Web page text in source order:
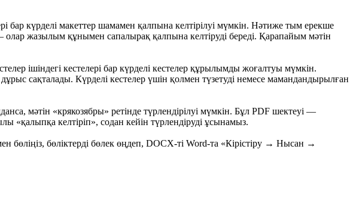
бар күрделі макеттер шамамен қалпына келтірілуі мүмкін. Нәтиже тым ерекше
жазылым құнымен сапалырақ қалпына келтіруді береді. Қарапайым мәтін
ішіндегі кестелері бар күрделі кестелер құрылымды жоғалтуы мүмкін.
сақталады. Күрделі кестелер үшін қолмен түзетуді немесе мамандандырылған
мәтін «крякозябры» ретінде түрлендірілуі мүмкін. Бұл PDF шектеуі —
келтіріп», содан кейін түрлендіруді ұсынамыз.
бөліктерді бөлек өңдеп, DOCX-ті Word-та «Кірістіру → Нысан →